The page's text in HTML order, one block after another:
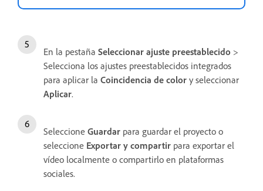
En la pestaña Seleccionar ajuste preestablecido >
Selecciona los ajustes preestablecidos integrados
para aplicar la Coincidencia de color y seleccionar
Aplicar.
Seleccione Guardar para guardar el proyecto o
seleccione Exportar y compartir para exportar el
vídeo localmente o compartirlo en plataformas
sociales.